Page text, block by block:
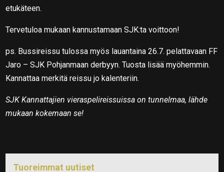
etukäteen.
Tervetuloa mukaan kannustamaan SJK:ta voittoon!
ps. Bussireissu tulossa myös lauantaina 26.7. pelattavaan FF
Jaro – SJK Pohjanmaan derbyyn. Tuosta lisää myöhemmin.
Kannattaa merkitä reissu jo kalenteriin.
SJK Kannattajien vieraspelireissuissa on tunnelmaa, lähde
mukaan kokemaan se!
Tuoreimmat uutiset